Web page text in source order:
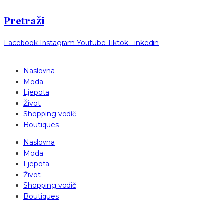
Pretraži
Facebook Instagram Youtube Tiktok Linkedin
Naslovna
Moda
Ljepota
Život
Shopping vodič
Boutiques
Naslovna
Moda
Ljepota
Život
Shopping vodič
Boutiques